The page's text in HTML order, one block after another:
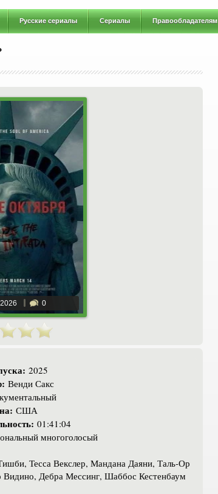
Русские сериалы Сериалы Правообладателям
0
2025
Венди Сакс
США
01:41:04
многоголосый
Тесса Векслер, Мандана Даяни, Таль-Ор
Дебра Мессинг, Шаббос Кестенбаум